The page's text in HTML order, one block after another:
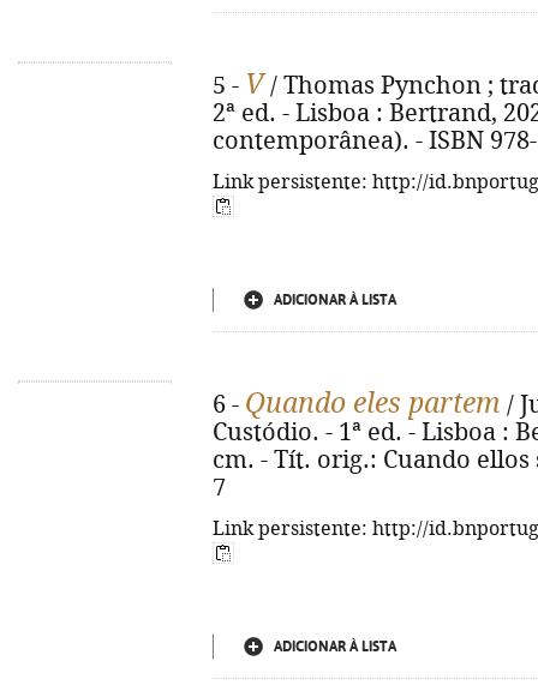
5 - V / Thomas Pynchon ;
2ª ed. - Lisboa : Bertrand,
contemporânea). - ISBN
Link persistente: http://
ADICIONAR À LISTA
6 - Quando eles partem /
Custódio. - 1ª ed. - Lisboa :
cm. - Tít. orig.: Cuando ellos
7
Link persistente: http://
ADICIONAR À LISTA